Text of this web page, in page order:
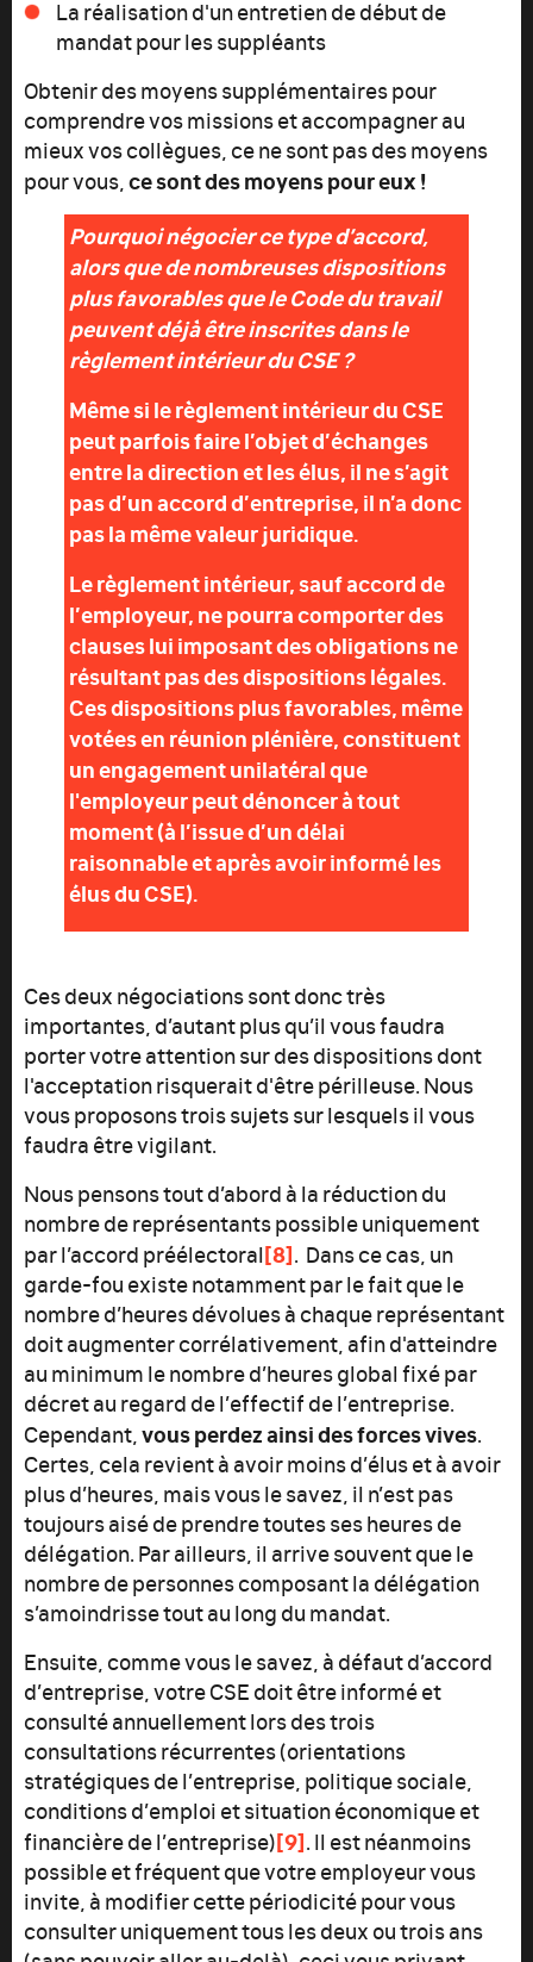
La réalisation d'un entretien de début de
mandat pour les suppléants
Obtenir des moyens supplémentaires pour
comprendre vos missions et accompagner au
mieux vos collègues, ce ne sont pas des moyens
pour vous, ce sont des moyens pour eux !
Pourquoi négocier ce type d’accord,
alors que de nombreuses dispositions
plus favorables que le Code du travail
peuvent déjà être inscrites dans le
règlement intérieur du CSE ?
Même si le règlement intérieur du CSE
peut parfois faire l’objet d’échanges
entre la direction et les élus, il ne s’agit
pas d’un accord d’entreprise, il n’a donc
pas la même valeur juridique.
Le règlement intérieur, sauf accord de
l’employeur, ne pourra comporter des
clauses lui imposant des obligations ne
résultant pas des dispositions légales.
Ces dispositions plus favorables, même
votées en réunion plénière, constituent
un engagement unilatéral que
l'employeur peut dénoncer à tout
moment (à l’issue d’un délai
raisonnable et après avoir informé les
élus du CSE).
Ces deux négociations sont donc très
importantes, d’autant plus qu’il vous faudra
porter votre attention sur des dispositions dont
l'acceptation risquerait d'être périlleuse. Nous
vous proposons trois sujets sur lesquels il vous
faudra être vigilant.
Nous pensons tout d’abord à la réduction du
nombre de représentants possible uniquement
par l’accord préélectoral[8]. Dans ce cas, un
garde-fou existe notamment par le fait que le
nombre d’heures dévolues à chaque représentant
doit augmenter corrélativement, afin d'atteindre
au minimum le nombre d’heures global fixé par
décret au regard de l’effectif de l’entreprise.
Cependant, vous perdez ainsi des forces vives.
Certes, cela revient à avoir moins d’élus et à avoir
plus d’heures, mais vous le savez, il n’est pas
toujours aisé de prendre toutes ses heures de
délégation. Par ailleurs, il arrive souvent que le
nombre de personnes composant la délégation
s’amoindrisse tout au long du mandat.
Ensuite, comme vous le savez, à défaut d’accord
d’entreprise, votre CSE doit être informé et
consulté annuellement lors des trois
consultations récurrentes (orientations
stratégiques de l’entreprise, politique sociale,
conditions d’emploi et situation économique et
financière de l’entreprise)[9]. Il est néanmoins
possible et fréquent que votre employeur vous
invite, à modifier cette périodicité pour vous
consulter uniquement tous les deux ou trois ans